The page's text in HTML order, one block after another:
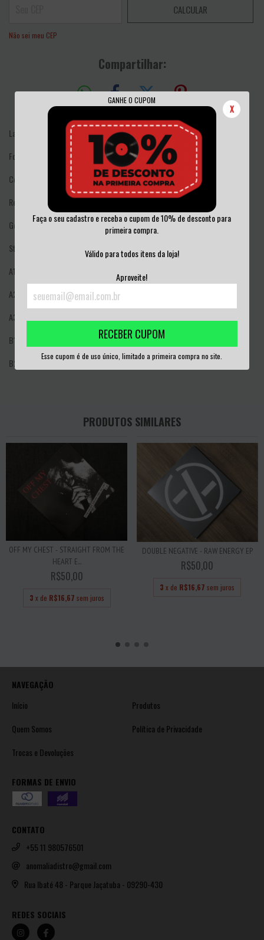
GANHE O CUPOM
X
Faça o seu cadastro e receba o cupom de 10% de desconto para
primeira compra.
Válido para todos itens da loja!
Aproveite!
RECEBER CUPOM
Esse cupom é de uso único, limitado a primeira compra no site.
CALCULAR
Não sei meu CEP
Compartilhar:
Label: Purgatorius Records
Format: Vinyl, 7", 33 ⅓ RPM, Split
Country: Brazil
Released: 2013
Genre: Rock
Style: Hardcore
A1
A2
Distürbia Cladis–Discípulos Cegos
A3
B1
Odeio O Brasil
B2
Fear Of The Future– Sick Of Everything
PRODUTOS SIMILARES
OFF MY CHEST - STRAIGHT FROM THE
HEART E...
R$50,00
3 x de R$16,67 sem juros
DOUBLE NEGATIVE - RAW ENERGY EP
R$50,00
3 x de R$16,67 sem juros
NAVEGAÇÃO
Início
Produtos
Quem Somos
Política de Privacidade
Trocas e Devoluções
FORMAS DE ENVIO
CONTATO
+55 11 980576501
anomaliadistro@gmail.com
Rua Ibaté 48 - Parque Jaçatuba - 09290-430
REDES SOCIAIS